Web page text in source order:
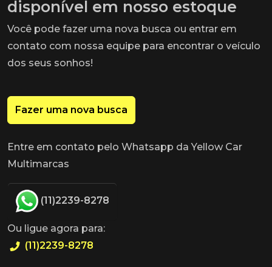
disponível em nosso estoque
Você pode fazer uma nova busca ou entrar em
contato com nossa equipe para encontrar o veículo
dos seus sonhos!
Fazer uma nova busca
Entre em contato pelo Whatsapp da Yellow Car
Multimarcas
(11)2239-8278
Ou ligue agora para:
(11)2239-8278